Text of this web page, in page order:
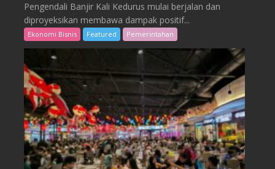
Pengendali Banjir Kali Kedurus mulai berjalan dan
diproyeksikan membawa dampak positif...
Ekonomi Bisnis Featured Pemerintahan